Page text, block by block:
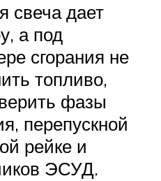
свеча дает
а под
сгорания не
топливо,
фазы
перепускной
рейке и
ЭСУД.